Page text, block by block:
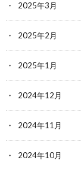
2025年3月
2025年2月
2025年1月
2024年12月
2024年11月
2024年10月